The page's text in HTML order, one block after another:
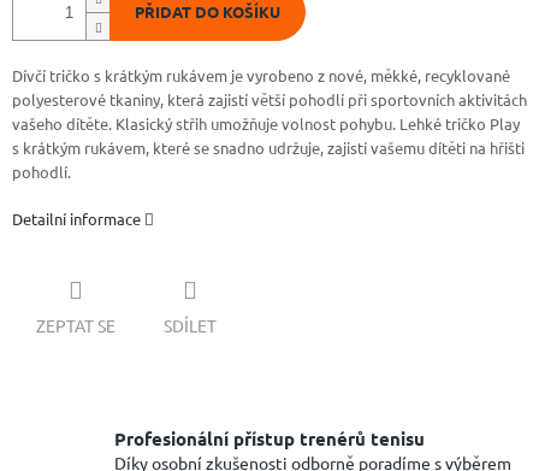
PŘIDAT DO KOŠÍKU
Dívčí tričko s krátkým rukávem je vyrobeno z nové, měkké, recyklované
polyesterové tkaniny, která zajistí větší pohodlí při sportovních aktivitách
vašeho dítěte. Klasický střih umožňuje volnost pohybu. Lehké tričko Play
s krátkým rukávem, které se snadno udržuje, zajistí vašemu dítěti na hřišti
pohodlí.
Detailní informace
ZEPTAT SE SDÍLET
Profesionální přístup trenérů tenisu
Díky osobní zkušenosti odborně poradíme s výběrem